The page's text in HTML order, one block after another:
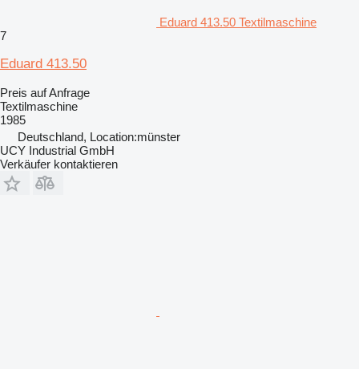
Eduard 413.50 Textilmaschine
7
Eduard 413.50
Preis auf Anfrage
Textilmaschine
1985
Deutschland, Location:münster
UCY Industrial GmbH
Verkäufer kontaktieren